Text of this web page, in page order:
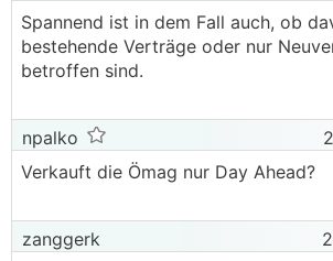
Spannend ist in dem Fall auch, ob
bestehende Verträge oder nur
betroffen sind.
npalko
Verkauft die Ömag nur Day Ahead?
zanggerk